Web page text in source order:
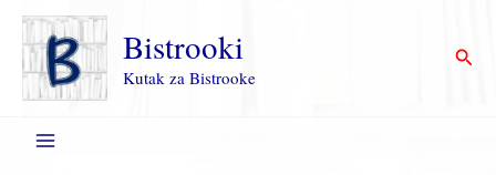
Пређи
садржај
Bistrooki
Kutak za Bistrooke